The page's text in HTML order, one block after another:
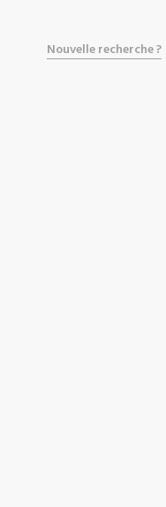
Nouvelle recherche ?